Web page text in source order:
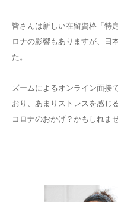
皆さんは新しい在留資格「特
ロナの影響もありますが、日
た。
ズームによるオンライン面接
おり、あまりストレスを感じ
コロナのおかげ？かもしれませ